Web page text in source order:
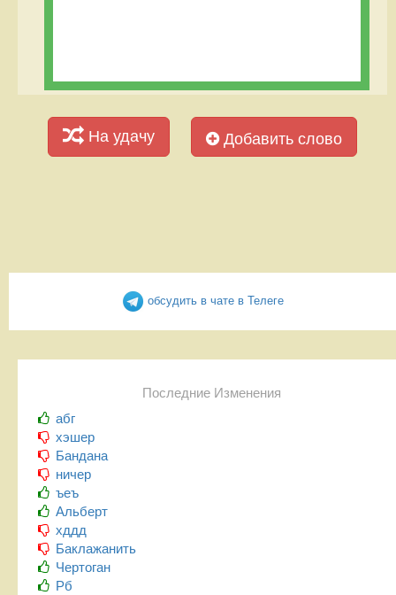
На удачу Добавить слово
обсудить в чате в Телеге
Последние Изменения
абг
хэшер
Бандана
ничер
ъеъ
Альберт
хддд
Баклажанить
Чертоган
Рб